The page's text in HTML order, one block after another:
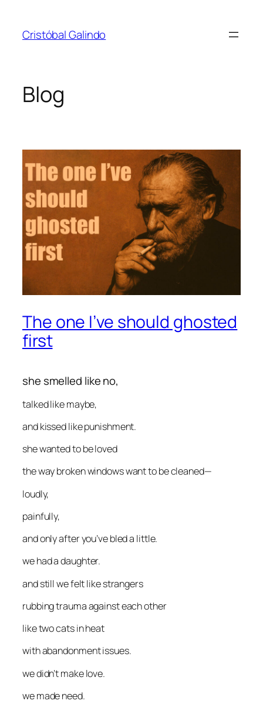
contenido
Cristóbal Galindo
Blog
The one I’ve should ghosted
first
she smelled like no,
talked like maybe,
and kissed like punishment.
she wanted to be loved
the way broken windows want to be cleaned—
loudly,
painfully,
and only after you’ve bled a little.
we had a daughter.
and still we felt like strangers
rubbing trauma against each other
like two cats in heat
with abandonment issues.
we didn’t make love.
we madeneed.